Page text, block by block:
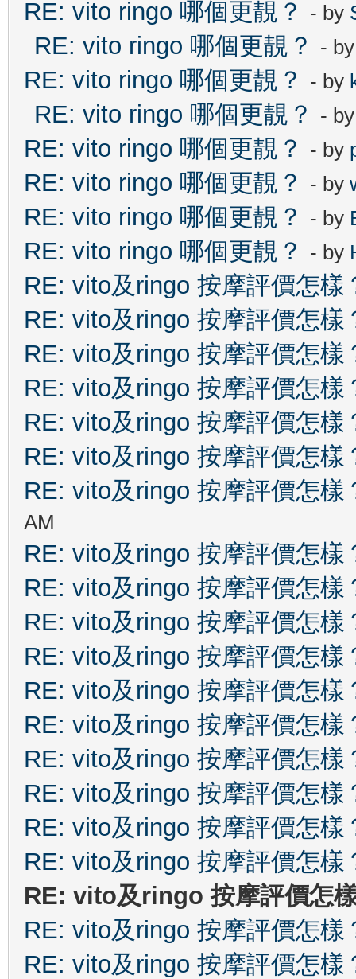
RE: vito ringo 哪個更靚？ - by
RE: vito ringo 哪個更靚？ -
RE: vito ringo 哪個更靚？ - by
RE: vito ringo 哪個更靚？ -
RE: vito ringo 哪個更靚？ - by
RE: vito ringo 哪個更靚？ - by
RE: vito ringo 哪個更靚？ - by
RE: vito ringo 哪個更靚？ - by
RE: vito及ringo 按摩評價怎樣
RE: vito及ringo 按摩評價怎樣
RE: vito及ringo 按摩評價怎樣
RE: vito及ringo 按摩評價怎樣
RE: vito及ringo 按摩評價怎樣
RE: vito及ringo 按摩評價怎樣
RE: vito及ringo 按摩評價怎樣
AM
RE: vito及ringo 按摩評價怎樣
RE: vito及ringo 按摩評價怎樣
RE: vito及ringo 按摩評價怎樣
RE: vito及ringo 按摩評價怎樣
RE: vito及ringo 按摩評價怎樣
RE: vito及ringo 按摩評價怎樣
RE: vito及ringo 按摩評價怎樣
RE: vito及ringo 按摩評價怎樣
RE: vito及ringo 按摩評價怎樣
RE: vito及ringo 按摩評價怎樣
RE: vito及ringo 按摩評價怎
RE: vito及ringo 按摩評價怎樣
RE: vito及ringo 按摩評價怎樣